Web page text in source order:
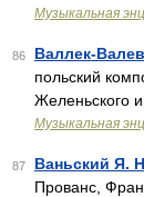
Музыкальная
86 Валлек-
польский
Желеньского
Музыкальная
87 Ваньский Я.
Прованс,